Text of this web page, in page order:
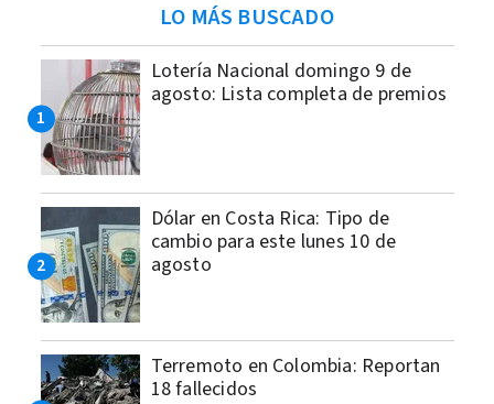
LO MÁS BUSCADO
Lotería Nacional domingo 9 de
agosto: Lista completa de premios
Dólar en Costa Rica: Tipo de
cambio para este lunes 10 de
agosto
Terremoto en Colombia: Reportan
18 fallecidos